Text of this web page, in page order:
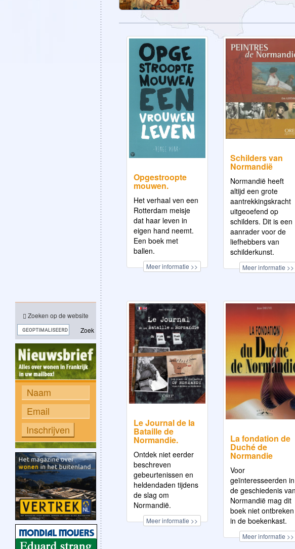
Zoeken op de website
Zoek
Opgestroopte
mouwen.
Het verhaal ven een
Rotterdam meisje
dat haar leven in
eigen hand neemt.
Een boek met
ballen.
Meer informatie >>
Schilders van
Normandië
Normandië heeft
altijd een grote
aantrekkingskracht
uitgeoefend op
schilders. Dit is een
aanrader voor de
liefhebbers van
schilderkunst.
Meer informatie >>
Le Journal de la
Bataille de
Normandie.
Ontdek niet eerder
beschreven
gebeurtenissen en
heldendaden tijdens
de slag om
Normandië.
Meer informatie >>
La fondation de
Duché de
Normandie
Voor
geïnteresseerden in
de geschiedenis van
Normandië mag dit
boek niet ontbreken
in de boekenkast.
Meer informatie >>